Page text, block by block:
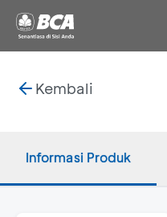
Kembali
Informasi Produk